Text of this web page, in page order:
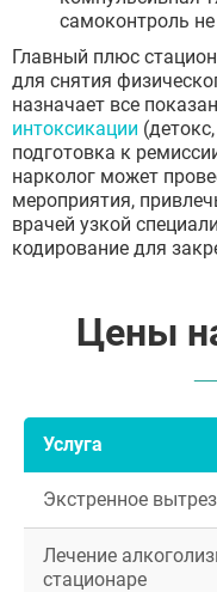
самоконтроль
Главный плюс
для снятия
назначает все
интоксикации
подготовка к
нарколог может
мероприятия,
врачей узкой
кодирование для
Цены
Услуга
Экстренное
Лечение
стационаре